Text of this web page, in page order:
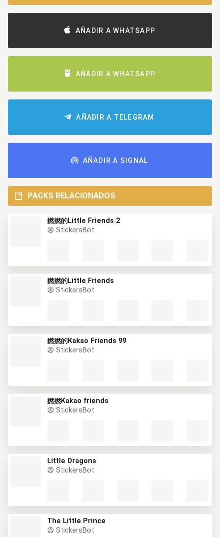
AÑADIR A WHATSAPP
AÑADIR A WHATSAPP
AÑADIR A TELEGRAM
AÑADIR A SIGNAL
PACKS RELACIONADOS
撚撚的Little Friends 2
StickersBot
撚撚的Little Friends
StickersBot
撚撚的Kakao Friends 99
StickersBot
撚撚Kakao friends
StickersBot
Little Dragons
StickersBot
The Little Prince
StickersBot